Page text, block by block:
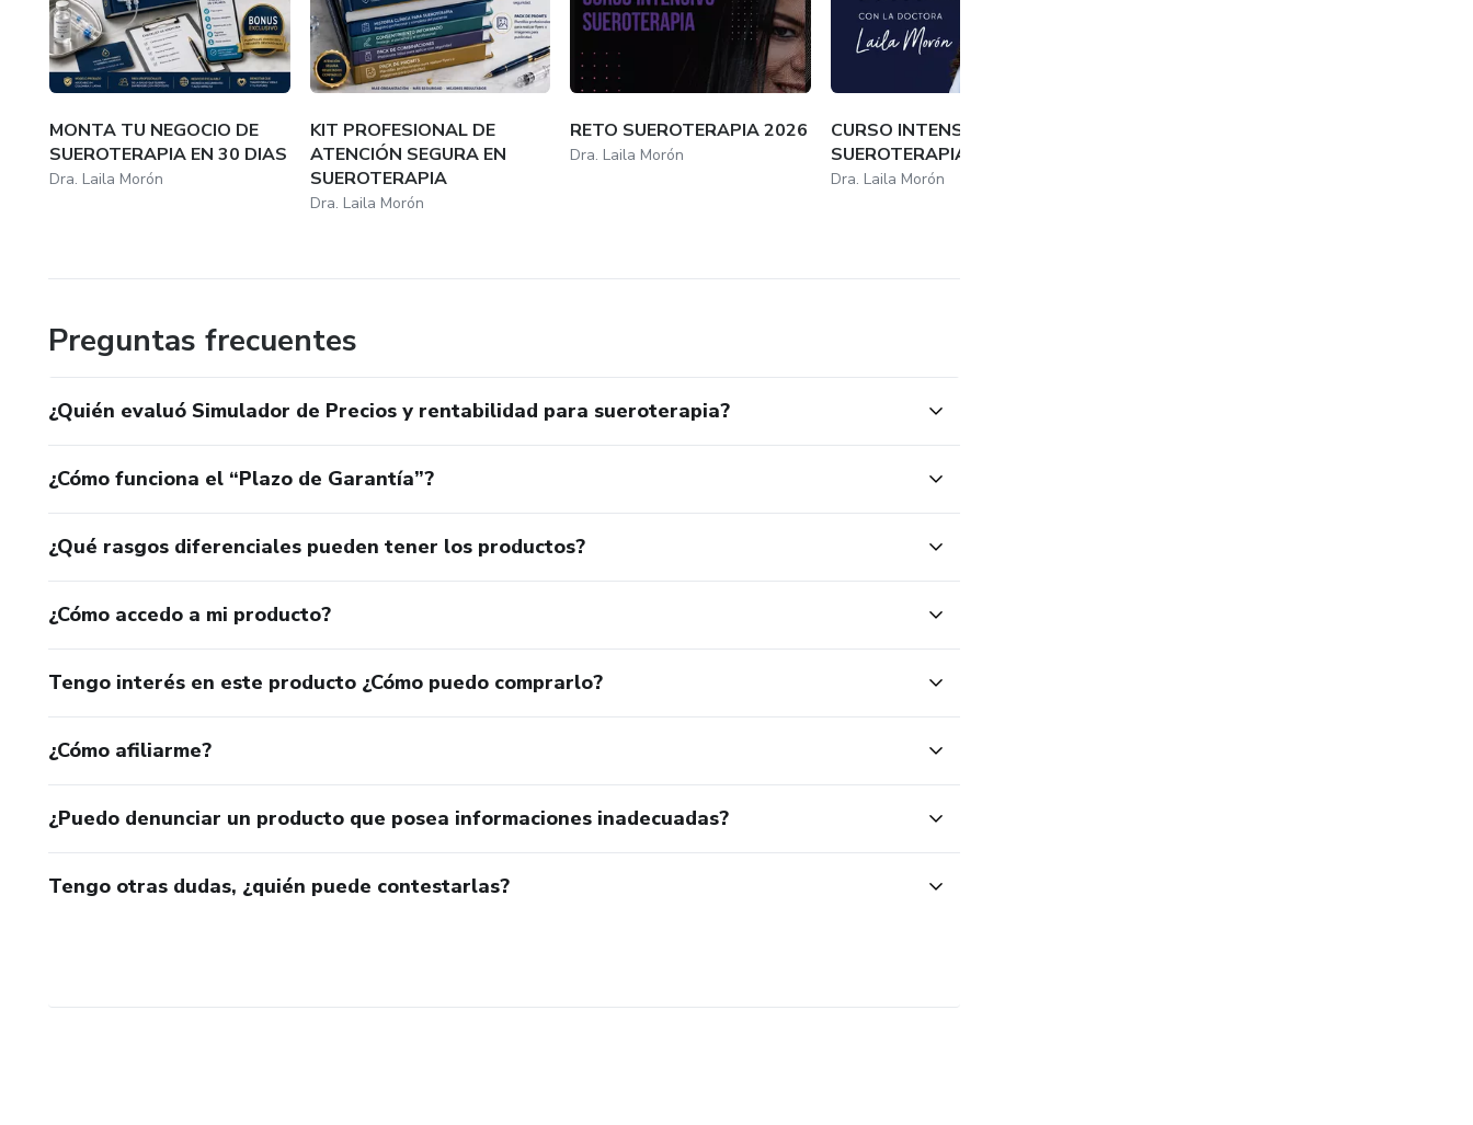
MONTA TU NEGOCIO DE
SUEROTERAPIA EN 30 DIAS
Dra. Laila Morón
KIT PROFESIONAL DE
ATENCIÓN SEGURA EN
SUEROTERAPIA
Dra. Laila Morón
RETO SUEROTERAPIA 2026
Dra. Laila Morón
CURSO INTENSIVO DE
SUEROTERAPIA
Dra. Laila Morón
Preguntas frecuentes
¿Quién evaluó Simulador de Precios y rentabilidad para sueroterapia?
¿Cómo funciona el “Plazo de Garantía”?
¿Qué rasgos diferenciales pueden tener los productos?
¿Cómo accedo a mi producto?
Tengo interés en este producto ¿Cómo puedo comprarlo?
¿Cómo afiliarme?
¿Puedo denunciar un producto que posea informaciones inadecuadas?
Tengo otras dudas, ¿quién puede contestarlas?